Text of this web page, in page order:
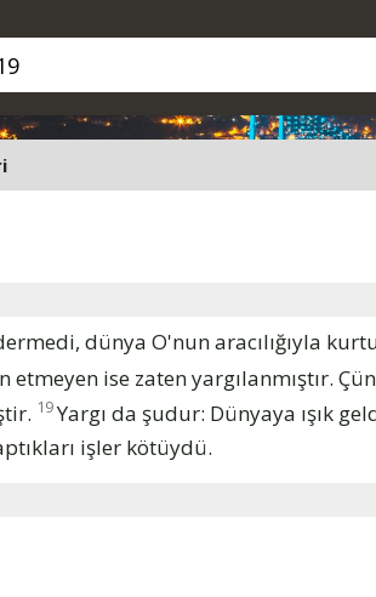
dünya O'nun aracılığıyla
ise zaten yargılanmıştır.
19Yargı da şudur: Dünyaya ışık
işler kötüydü.